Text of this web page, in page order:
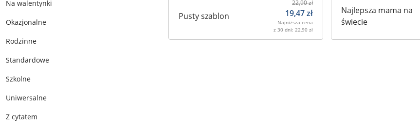
Na walentynki
Okazjonalne
Rodzinne
Standardowe
Szkolne
Uniwersalne
Z cytatem
Pusty szablon
22,90zł
19,47zł
Najniższa cena
z 30 dni: 22,90 zł
Najlepsza mama na
świecie